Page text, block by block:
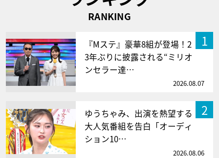
RANKING
1
『Mステ』豪華8組が登場！2
3年ぶりに披露される“ミリオ
ンセラー達…
2026.08.07
2
ゆうちゃみ、出演を熱望する
大人気番組を告白「オーディ
ション10…
2026.08.06